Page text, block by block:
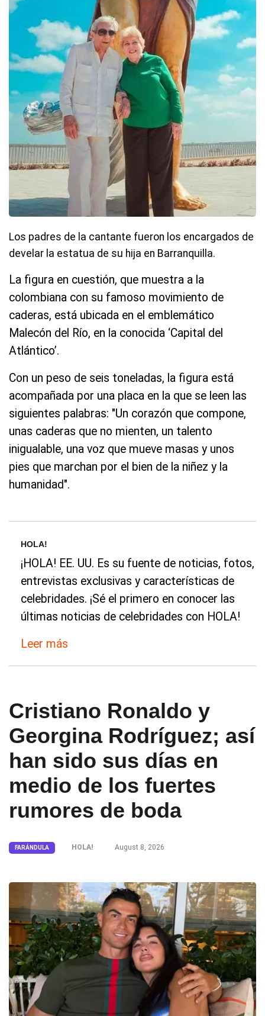
Los padres de la cantante fueron los encargados de
develar la estatua de su hija en Barranquilla.
La figura en cuestión, que muestra a la
colombiana con su famoso movimiento de
caderas, está ubicada en el emblemático
Malecón del Río, en la conocida ‘Capital del
Atlántico’.
Con un peso de seis toneladas, la figura está
acompañada por una placa en la que se leen las
siguientes palabras: "Un corazón que compone,
unas caderas que no mienten, un talento
inigualable, una voz que mueve masas y unos
pies que marchan por el bien de la niñez y la
humanidad".
HOLA!
¡HOLA! EE. UU. Es su fuente de noticias, fotos,
entrevistas exclusivas y características de
celebridades. ¡Sé el primero en conocer las
últimas noticias de celebridades con HOLA!
Leer más
Cristiano Ronaldo y
Georgina Rodríguez; así
han sido sus días en
medio de los fuertes
rumores de boda
FARÁNDULA HOLA! August 8, 2026